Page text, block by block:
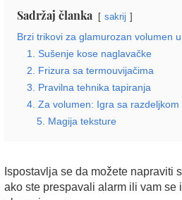
Sadržaj članka sakrij
Brzi trikovi za glamurozan volumen
1. Sušenje kose naglavačke
2. Frizura sa termouvijačima
3. Pravilna tehnika tapiranja
4. Za volumen: Igra sa razdeljkom
5. Magija teksture
Ispostavlja se da možete napraviti
ako ste prespavali alarm ili vam se